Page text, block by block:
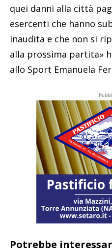
quei danni alla città
esercenti che hanno
inaudita e che non si
alla prossima partita»
allo Sport Emanuela
Potrebbe